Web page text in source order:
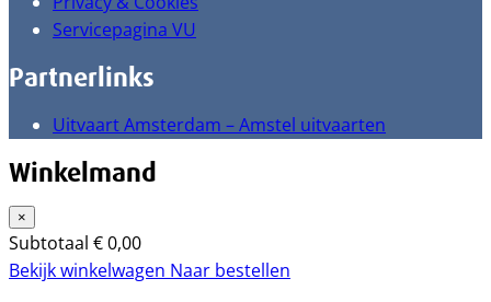
Servicepagina VU
Partnerlinks
Uitvaart Amsterdam – Amstel uitvaarten
Winkelmand
×
Subtotaal €0,00
Bekijk winkelwagen Naar bestellen